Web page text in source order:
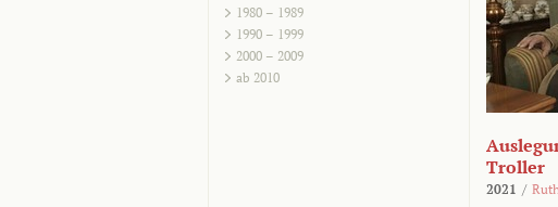
1980 – 1989
1990 – 1999
2000 – 2009
ab 2010
Troller
2021 /